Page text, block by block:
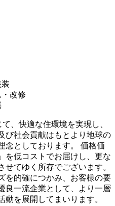
改修
、快適な住環境を実現し、
び社会貢献はもとより地球の
念としております。 価格価
を低コストでお届けし、更な
せてゆく所存でございます。
を的確につかみ、お客様の要
良一流企業として、より一層
を展開してまいります。